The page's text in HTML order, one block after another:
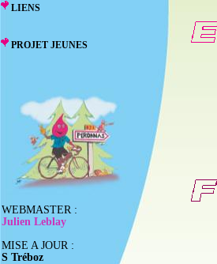
LIENS
PROJET JEUNES
WEBMASTER :
Julien Leblay
MISE A JOUR :
S Tréboz